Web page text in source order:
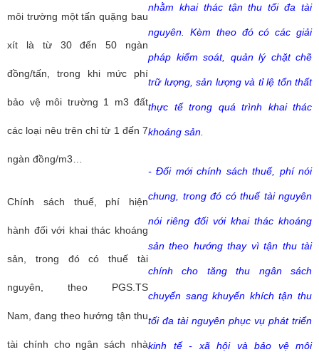
nhằm khai thác tận thu tối đa tài
nguyên. Kèm theo đó có các giải
pháp kiểm soát, quản lý chặt chẽ
trữ lượng, sản lượng và tỉ lệ tổn thất
thực tế trong quá trình khai thác
khoáng sản.
- Đổi mới chính sách thuế, phí nói
chung, trong đó có thuế tài nguyên
nói riêng đối với khai thác khoáng
sản theo hướng thay vì tận thu tài
chính cho tăng thu ngân sách
chuyển sang khuyến khích tận thu
tối đa tài nguyên phục vụ phát triển
kinh tế - xã hội và bảo vệ môi
môi trường một tấn quặng bau
xít là từ 30 đến 50 ngàn
đồng/tấn, trong khi mức phí
bảo vệ môi trường 1 m3 đất
các loại nêu trên chỉ từ 1 đến 7
ngàn đồng/m3…
Chính sách thuế, phí hiện
hành đối với khai thác khoáng
sản, trong đó có thuế tài
nguyên, theo PGS.TS
Nam,đang theo hướng tận thu
tài chính cho ngân sách nhà